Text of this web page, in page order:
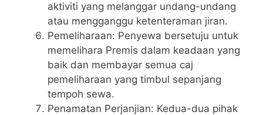
aktiviti yang melanggar undang-undang
atau mengganggu ketenteraman jiran.
Pemeliharaan: Penyewa bersetuju untuk
memelihara Premis dalam keadaan yang
baik dan membayar semua caj
pemeliharaan yang timbul sepanjang
tempoh sewa.
Penamatan Perjanjian: Kedua-dua pihak